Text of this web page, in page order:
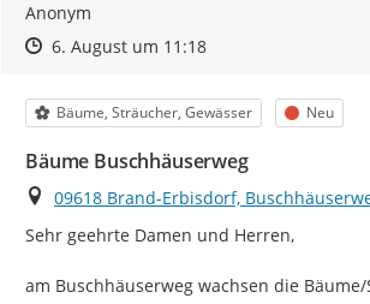
Anonym
Zeitpunkt des Erstellens
Zeitpunkt des Erstellens
6. August um 11:18Zur Äußerung
Kategorie
Bäume, Sträucher, Gewässer Status
Neu
Bäume Buschhäuserweg
Ort
09618 Brand-Erbisdorf,
Sehr geehrte Damen und Herren,
am Buschhäuserweg wachsen die